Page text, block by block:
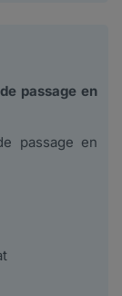
passage en
passage en